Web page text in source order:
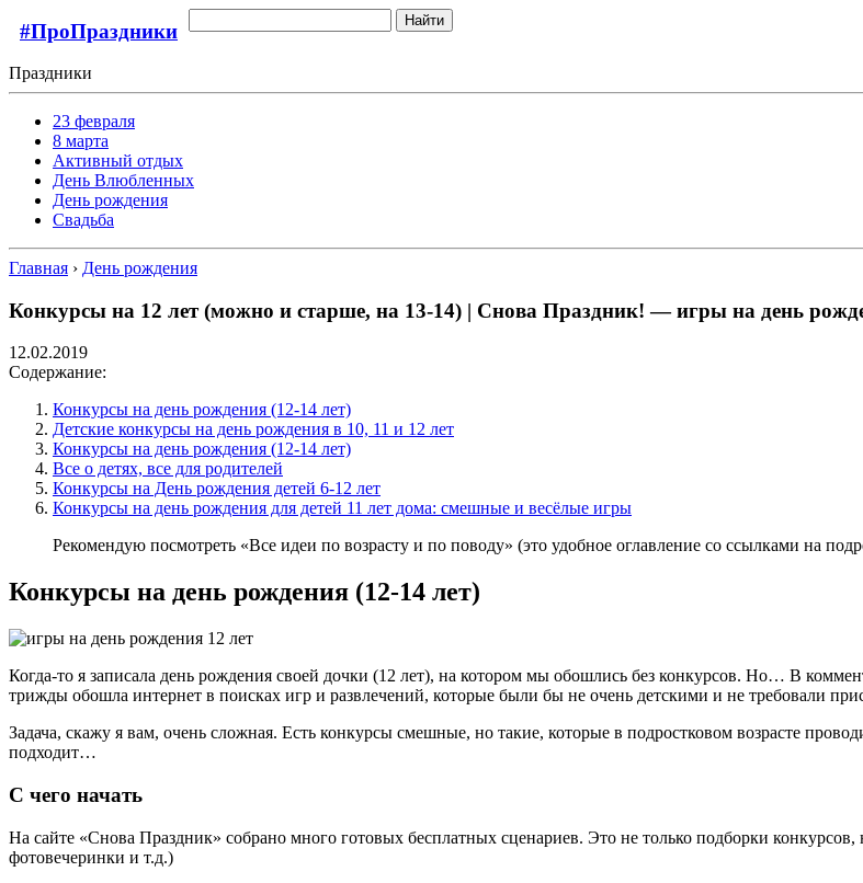
#ПроПраздники Найти
Праздники
23 февраля
8 марта
Активный отдых
День Влюбленных
День рождения
Свадьба
Главная › День рождения
Конкурсы на 12 лет (можно и старше, на 13-14) | Снова Праздник! — игры на день
12.02.2019
Содержание:
Конкурсы на день рождения (12-14 лет)
Детские конкурсы на день рождения в 10, 11 и 12 лет
Конкурсы на день рождения (12-14 лет)
Все о детях, все для родителей
Конкурсы на День рождения детей 6-12 лет
Конкурсы на день рождения для детей 11 лет дома: смешные и весёлые игры
Рекомендую посмотреть «Все идеи по возрасту и по поводу» (это удобное оглавление со ссылками на
Конкурсы на день рождения (12-14 лет)
Когда-то я записала день рождения своей дочки (12 лет), на котором мы обошлись без конкурсов. Но… В
трижды обошла интернет в поисках игр и развлечений, которые были бы не очень детскими и не требовали
Задача, скажу я вам, очень сложная. Есть конкурсы смешные, но такие, которые в подростковом возрасте
подходит…
С чего начать
На сайте «Снова Праздник» собрано много готовых бесплатных сценариев. Это не только подборки
фотовечеринки и т.д.)